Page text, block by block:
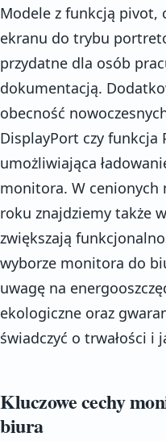
Modele z funkcją pivot,
ekranu do trybu
przydatne dla osób
dokumentacją.
obecność
DisplayPort czy funkcja
umożliwiająca
monitora. W cenionych
roku znajdziemy także
zwiększają
wyborze monitora do
uwagę na
ekologiczne oraz
świadczyć o trwałości i
Kluczowe cechy
biura